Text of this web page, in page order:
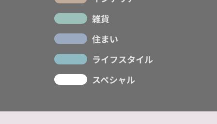
雑貨
住まい
ライフスタイル
スペシャル